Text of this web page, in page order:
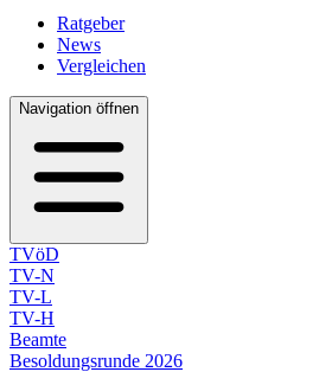
Ratgeber
News
Vergleichen
Navigation öffnen
TVöD
TV-N
TV-L
TV-H
Beamte
Besoldungsrunde 2026